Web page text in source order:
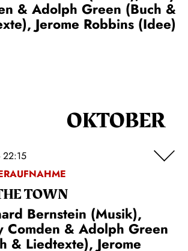
& Adolph Green (Buch &
Jerome Robbins (Idee)
OKTOBER
22:15
TOWN
Bernstein (Musik),
Comden & Adolph Green
& Liedtexte), Jerome